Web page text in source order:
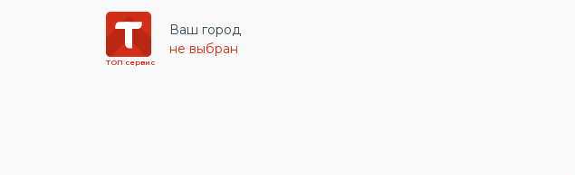
ТОП сервис
Ваш город
не выбран